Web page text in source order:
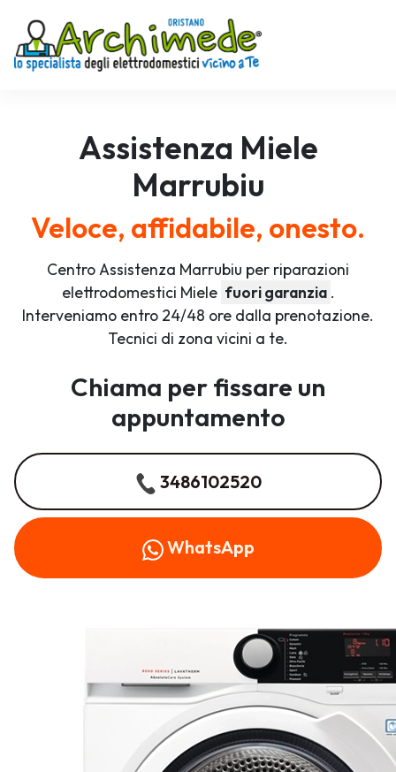
Assistenza Miele
Marrubiu
Veloce, affidabile, onesto.
Centro Assistenza Marrubiu per riparazioni
elettrodomestici Miele fuori garanzia .
Interveniamo entro 24/48 ore dalla prenotazione.
Tecnici di zona vicini a te.
Chiama per fissare un
appuntamento
3486102520
WhatsApp